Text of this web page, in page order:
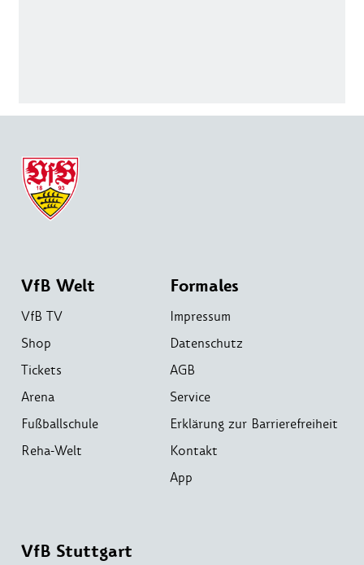
VfB Welt
VfB TV
Shop
Tickets
Arena
Fußballschule
Reha-Welt
Formales
Impressum
Datenschutz
AGB
Service
Erklärung zur Barrierefreiheit
Kontakt
App
VfB Stuttgart